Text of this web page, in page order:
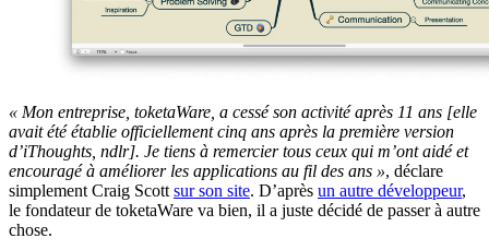
« Mon entreprise, toketaWare, a cessé son activité après 11 ans [elle
avait été établie officiellement cinq ans après la première version
d’iThoughts, ndlr]. Je tiens à remercier tous ceux qui m’ont aidé et
encouragé à améliorer les applications au fil des ans », déclare
simplement Craig Scott sur son site. D’après un autre développeur,
le fondateur de toketaWare va bien, il a juste décidé de passer à autre
chose.